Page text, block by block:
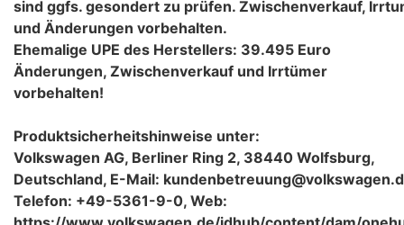
sind ggfs. gesondert zu prüfen. Zwischenverkauf,
und Änderungen vorbehalten.
Ehemalige UPE des Herstellers: 39.495 Euro
Änderungen, Zwischenverkauf und Irrtümer
vorbehalten!
Produktsicherheitshinweise unter:
Volkswagen AG, Berliner Ring 2, 38440 Wolfsburg,
Deutschland, E-Mail:
Telefon: +49-5361-9-0, Web: